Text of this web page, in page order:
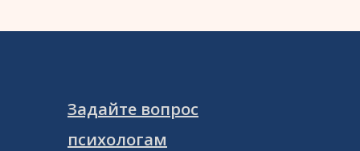
Задайте вопрос
психологам